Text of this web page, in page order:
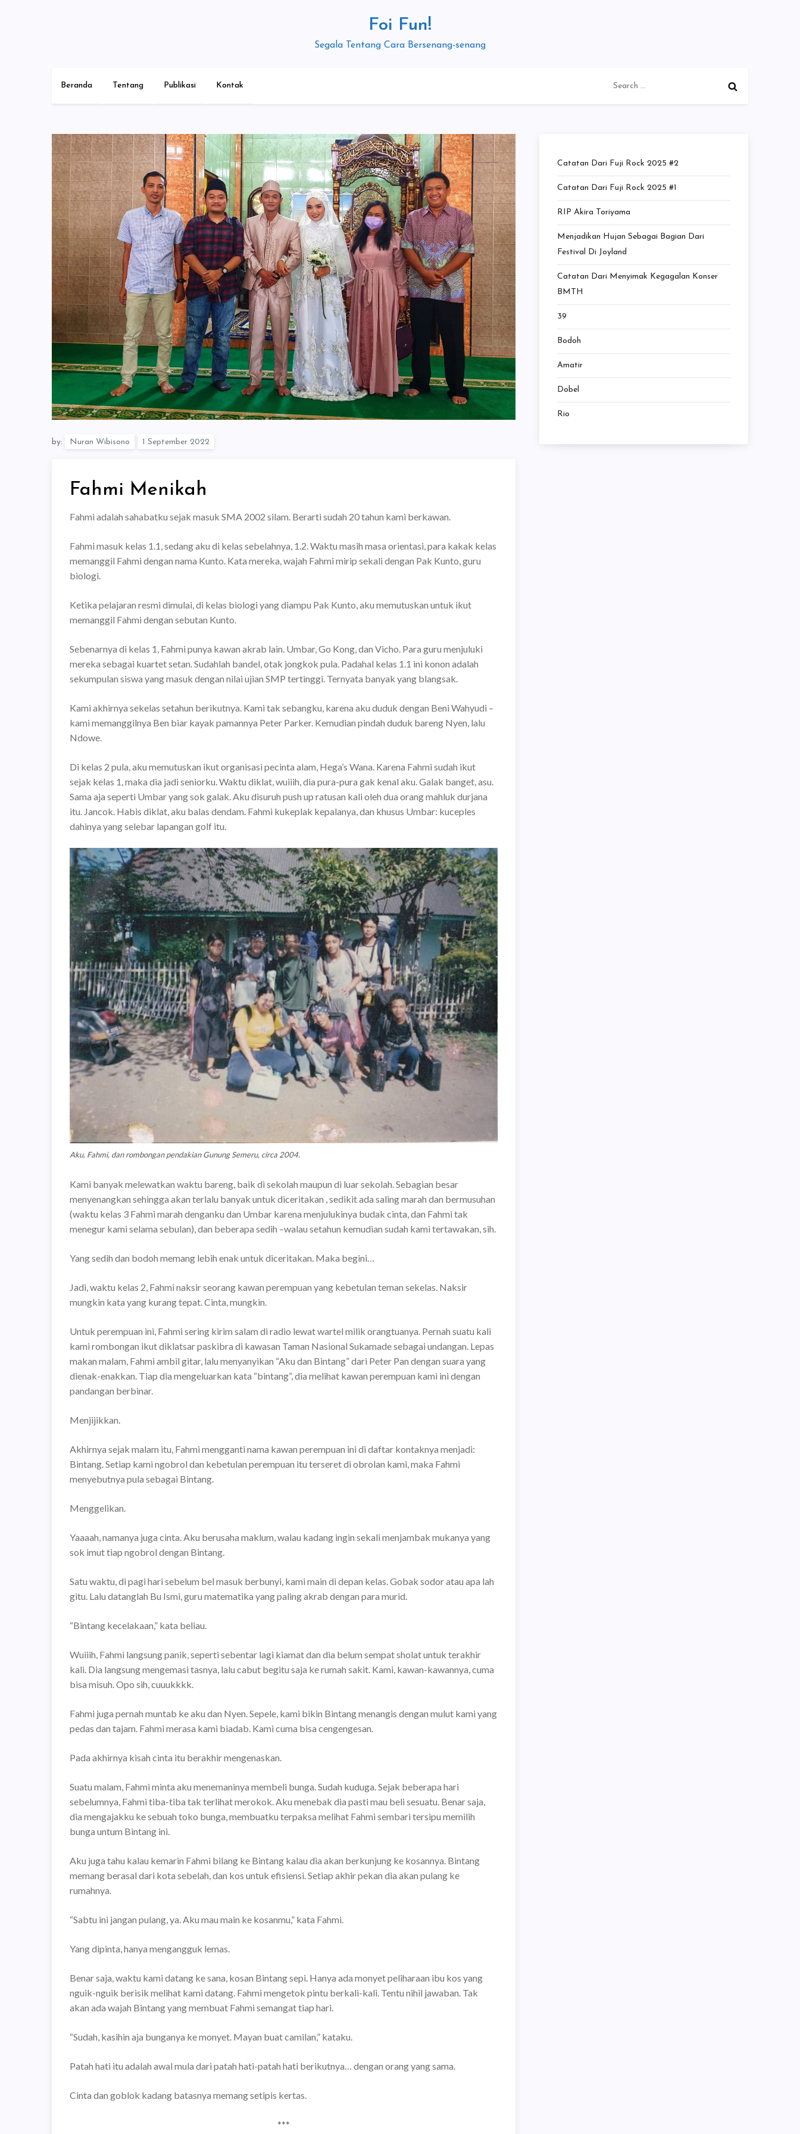
Foi Fun!
Segala Tentang Cara Bersenang-senang
Beranda Tentang Publikasi Kontak
for:
by: Nuran Wibisono
Fahmi Menikah
Fahmi adalah sahabatku sejak masuk SMA 2002 silam. Berarti sudah 20 tahun kami berkawan.
Fahmi masuk kelas 1.1, sedang aku di kelas sebelahnya, 1.2. Waktu masih masa orientasi, para kakak kelas
memanggil Fahmi dengan nama Kunto. Kata mereka, wajah Fahmi mirip sekali dengan Pak Kunto, guru
biologi.
Ketika pelajaran resmi dimulai, di kelas biologi yang diampu Pak Kunto, aku memutuskan untuk ikut
memanggil Fahmi dengan sebutan Kunto.
Sebenarnya di kelas 1, Fahmi punya kawan akrab lain. Umbar, Go Kong, dan Vicho. Para guru menjuluki
mereka sebagai kuartet setan. Sudahlah bandel, otak jongkok pula. Padahal kelas 1.1 ini konon adalah
sekumpulan siswa yang masuk dengan nilai ujian SMP tertinggi. Ternyata banyak yang blangsak.
Kami akhirnya sekelas setahun berikutnya. Kami tak sebangku, karena aku duduk dengan Beni Wahyudi –
kami memanggilnya Ben biar kayak pamannya Peter Parker. Kemudian pindah duduk bareng Nyen, lalu
Ndowe.
Di kelas 2 pula, aku memutuskan ikut organisasi pecinta alam, Hega’s Wana. Karena Fahmi sudah ikut
sejak kelas 1, maka dia jadi seniorku. Waktu diklat, wuiiih, dia pura-pura gak kenal aku. Galak banget, asu.
Sama aja seperti Umbar yang sok galak. Aku disuruh push up ratusan kali oleh dua orang mahluk durjana
itu. Jancok. Habis diklat, aku balas dendam. Fahmi kukeplak kepalanya, dan khusus Umbar: kuceples
dahinya yang selebar lapangan golf itu.
Aku, Fahmi, dan rombongan pendakian Gunung Semeru, circa 2004.
Kami banyak melewatkan waktu bareng, baik di sekolah maupun di luar sekolah. Sebagian besar
menyenangkan sehingga akan terlalu banyak untuk diceritakan , sedikit ada saling marah dan bermusuhan
(waktu kelas 3 Fahmi marah denganku dan Umbar karena menjulukinya budak cinta, dan Fahmi tak
menegur kami selama sebulan), dan beberapa sedih –walau setahun kemudian sudah kami tertawakan, sih.
Yang sedih dan bodoh memang lebih enak untuk diceritakan. Maka begini…
Jadi, waktu kelas 2, Fahmi naksir seorang kawan perempuan yang kebetulan teman sekelas. Naksir
mungkin kata yang kurang tepat. Cinta, mungkin.
Untuk perempuan ini, Fahmi sering kirim salam di radio lewat wartel milik orangtuanya. Pernah suatu kali
kami rombongan ikut diklatsar paskibra di kawasan Taman Nasional Sukamade sebagai undangan. Lepas
makan malam, Fahmi ambil gitar, lalu menyanyikan “Aku dan Bintang” dari Peter Pan dengan suara yang
dienak-enakkan. Tiap dia mengeluarkan kata “bintang”, dia melihat kawan perempuan kami ini dengan
pandangan berbinar.
Menjijikkan.
Akhirnya sejak malam itu, Fahmi mengganti nama kawan perempuan ini di daftar kontaknya menjadi:
Bintang. Setiap kami ngobrol dan kebetulan perempuan itu terseret di obrolan kami, maka Fahmi
menyebutnya pula sebagai Bintang.
Menggelikan.
Yaaaah, namanya juga cinta. Aku berusaha maklum, walau kadang ingin sekali menjambak mukanya yang
sok imut tiap ngobrol dengan Bintang.
Satu waktu, di pagi hari sebelum bel masuk berbunyi, kami main di depan kelas. Gobak sodor atau apa lah
gitu. Lalu datanglah Bu Ismi, guru matematika yang paling akrab dengan para murid.
“Bintang kecelakaan,” kata beliau.
Wuiiih, Fahmi langsung panik, seperti sebentar lagi kiamat dan dia belum sempat sholat untuk terakhir
kali. Dia langsung mengemasi tasnya, lalu cabut begitu saja ke rumah sakit. Kami, kawan-kawannya, cuma
bisa misuh. Opo sih, cuuukkkk.
Fahmi juga pernah muntab ke aku dan Nyen. Sepele, kami bikin Bintang menangis dengan mulut kami yang
pedas dan tajam. Fahmi merasa kami biadab. Kami cuma bisa cengengesan.
Pada akhirnya kisah cinta itu berakhir mengenaskan.
Suatu malam, Fahmi minta aku menemaninya membeli bunga. Sudah kuduga. Sejak beberapa hari
sebelumnya, Fahmi tiba-tiba tak terlihat merokok. Aku menebak dia pasti mau beli sesuatu. Benar saja,
dia mengajakku ke sebuah toko bunga, membuatku terpaksa melihat Fahmi sembari tersipu memilih
bunga untum Bintang ini.
Aku juga tahu kalau kemarin Fahmi bilang ke Bintang kalau dia akan berkunjung ke kosannya. Bintang
memang berasal dari kota sebelah, dan kos untuk efisiensi. Setiap akhir pekan dia akan pulang ke
rumahnya.
“Sabtu ini jangan pulang, ya. Aku mau main ke kosanmu,” kata Fahmi.
Yang dipinta, hanya mengangguk lemas.
Benar saja, waktu kami datang ke sana, kosan Bintang sepi. Hanya ada monyet peliharaan ibu kos yang
nguik-nguik berisik melihat kami datang. Fahmi mengetok pintu berkali-kali. Tentu nihil jawaban. Tak
akan ada wajah Bintang yang membuat Fahmi semangat tiap hari.
“Sudah, kasihin aja bunganya ke monyet. Mayan buat camilan,” kataku.
Patah hati itu adalah awal mula dari patah hati-patah hati berikutnya… dengan orang yang sama.
Cinta dan goblok kadang batasnya memang setipis kertas.
***
Catatan Dari Fuji Rock 2025 #2
Catatan Dari Fuji Rock 2025 #1
RIP Akira Toriyama
Menjadikan Hujan Sebagai Bagian Dari
Festival Di Joyland
Catatan Dari Menyimak Kegagalan Konser
BMTH
39
Bodoh
Amatir
Dobel
Rio